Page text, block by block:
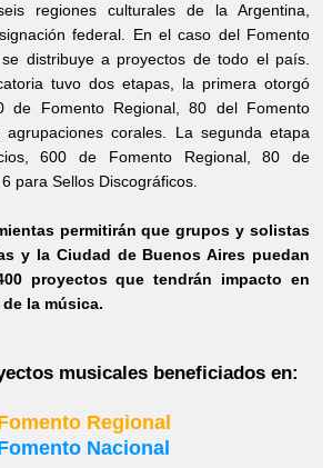
regiones culturales de la Argentina,
federal. En el caso del Fomento
distribuye a proyectos de todo el país.
tuvo dos etapas, la primera otorgó
de Fomento Regional, 80 del Fomento
corales. La segunda etapa
600 de Fomento Regional, 80 de
para Sellos Discográficos.
permitirán que grupos y solistas
y la Ciudad de Buenos Aires puedan
proyectos que tendrán impacto en
la música.
musicales beneficiados en:
Regional
Nacional